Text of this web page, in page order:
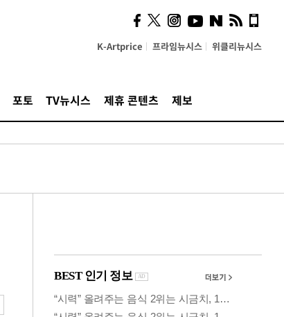
K-Artprice 프라임뉴시스 위클리뉴시스
포토 TV뉴시스 제휴 콘텐츠 제보
시, 스마트폰 액세서리에
NFC 더했다